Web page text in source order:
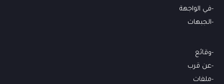
في الواجهة
الجبهات
وقائع
عن قرب
ملفات